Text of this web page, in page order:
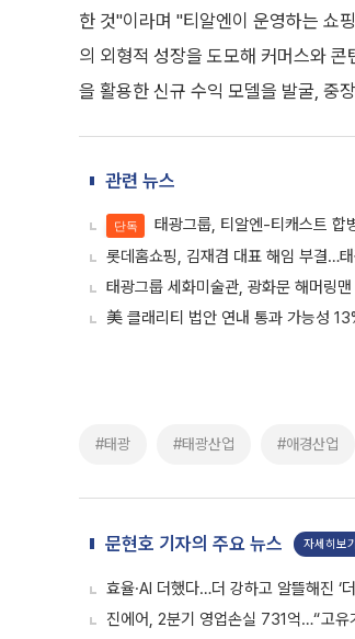
한 것"이라며 "티알엔이 운영하는 쇼
의 외형적 성장을 도모해 커머스와
을 활용한 신규 수익 모델을 발굴, 중
관련 뉴스
단독
태광그룹, 티알엔-티캐스트 합
롯데홈쇼핑, 김재겸 대표 해임 부결…
태광그룹 세화미술관, 광화문 해머링
美 클래리티 법안 연내 통과 가능성
#태광 #태광산업 #애경산업
문현호 기자의 주요 뉴스 자세히보기
효율·AI 더했다…더 강하고 알뜰해진 ‘
진에어, 2분기 영업손실 731억…“고유